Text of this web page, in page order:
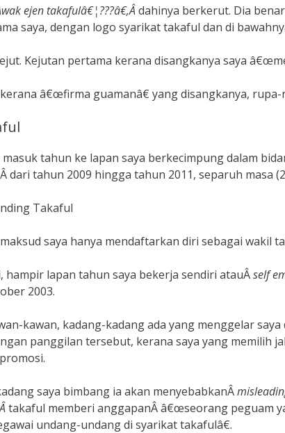
ejen takafulâ€¦???â€,Âdahinya berkerut. Dia
saya, dengan logo syarikat takaful dan di
Kejutan pertama kerana disangkanya saya
â€œfirma guamanâ€ yang disangkanya,
tahun ke lapan saya berkecimpung dalam
Â dari tahun 2009 hingga tahun 2011, separuh masa
saya hanya mendaftarkan diri sebagai wakil
hampir lapan tahun saya bekerja sendiri atauÂself
2003.
kawan, kadang-kadang ada yang menggelar
panggilan tersebut, kerana saya yang memilih
saya bimbang ia akan menyebabkanÂ
takaful memberi anggapanÂ â€œseorang peguam
undang-undang di syarikat takafulâ€.